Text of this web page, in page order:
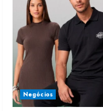
Negócios
Sou
5 de
3
Fakini
4 de